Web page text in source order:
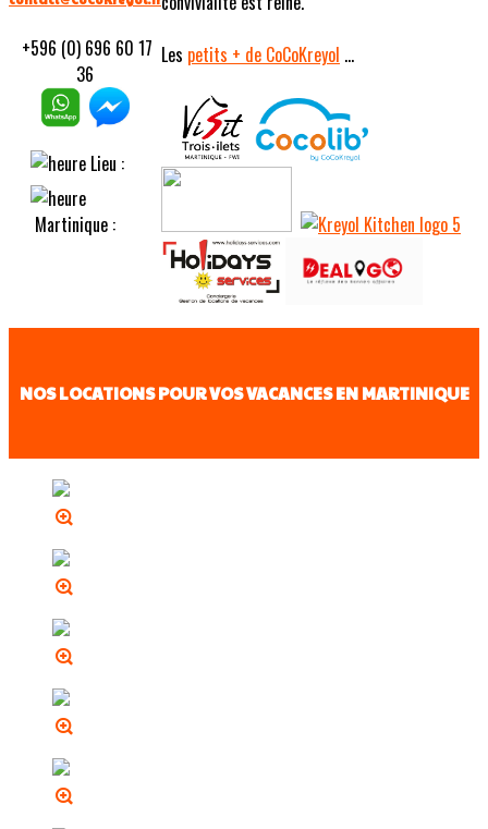
+596 (0) 696 60 17
36
Lieu :
Martinique :
Les petits + de CoCoKreyol ...
NOS LOCATIONS POUR VOS VACANCES EN MARTINIQUE